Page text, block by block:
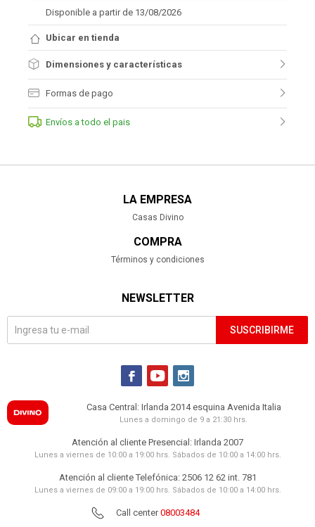
Disponible a partir de 13/08/2026
Ubicar en tienda
Dimensiones y características
Formas de pago
Envíos a todo el pais
LA EMPRESA
Casas Divino
COMPRA
Términos y condiciones
NEWSLETTER
SUSCRIBIRME
  
Casa Central: Irlanda 2014 esquina Avenida Italia
Lunes a domingo de 9 a 21:30 hrs.
Atención al cliente Presencial: Irlanda 2007
Lunes a viernes de 10:00 a 19:00 hrs. Sábados de 10:00 a 14:00 hrs.
Atención al cliente Telefónica: 2506 12 62 int. 781
Lunes a viernes de 09:00 a 19:00 hrs. Sábados de 10:00 a 14:00 hrs.
Call center08003484